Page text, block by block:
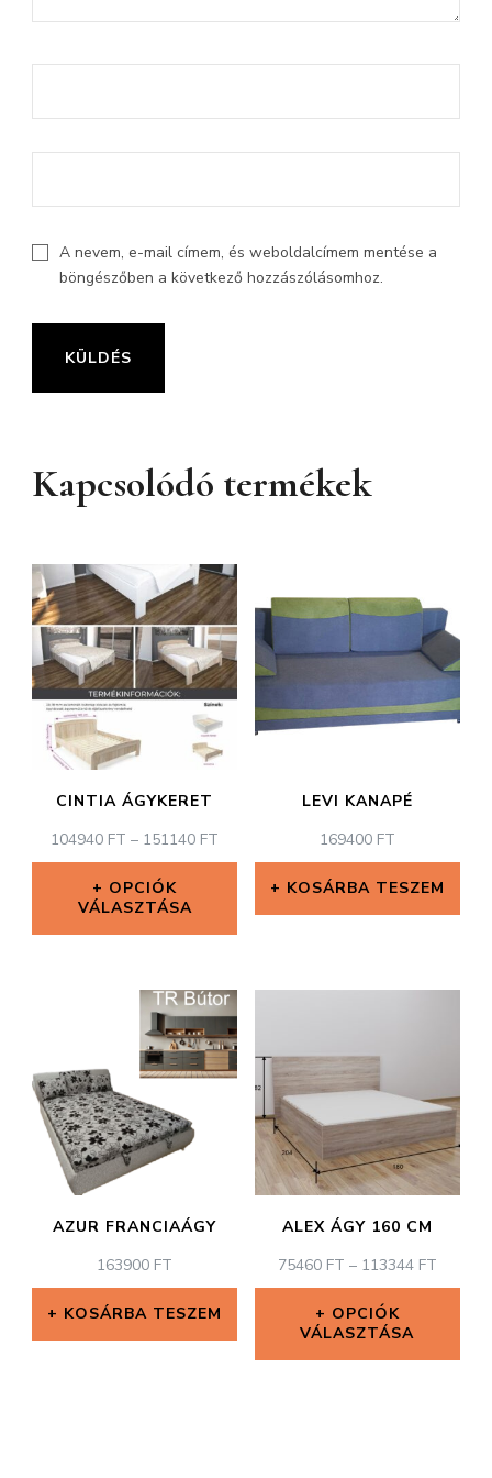
A nevem, e-mail címem, és weboldalcímem mentése a
böngészőben a következő hozzászólásomhoz.
Kapcsolódó termékek
CINTIA ÁGYKERET
104940 FT – 151140 FT ÁRTARTOMÁNY:
104940 FT
OPCIÓK
VÁLASZTÁSA
a
terméknek
több
variációja
van.
A
a
termékoldalon
választhatók
ki
LEVI KANAPÉ
169400 FT
KOSÁRBA TESZEM
AZUR FRANCIAÁGY
163900 FT
KOSÁRBA TESZEM
ALEX ÁGY 160 CM
75460 FT – 113344 FT
75460
OPCIÓK
VÁLASZTÁSA